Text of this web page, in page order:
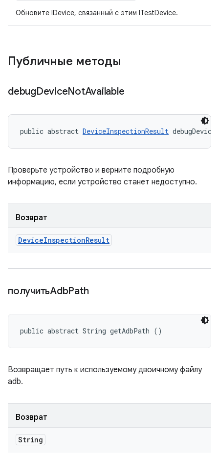
Обновите IDevice, связанный с этим ITestDevice.
Публичные методы
debugDeviceNotAvailable
public abstract DeviceInspectionResult
Проверьте устройство и верните подробную
информацию, если устройство станет недоступно.
Возврат
DeviceInspectionResult
получитьAdbPath
public abstract String getAdbPath ()
Возвращает путь к используемому двоичному файлу
adb.
Возврат
String